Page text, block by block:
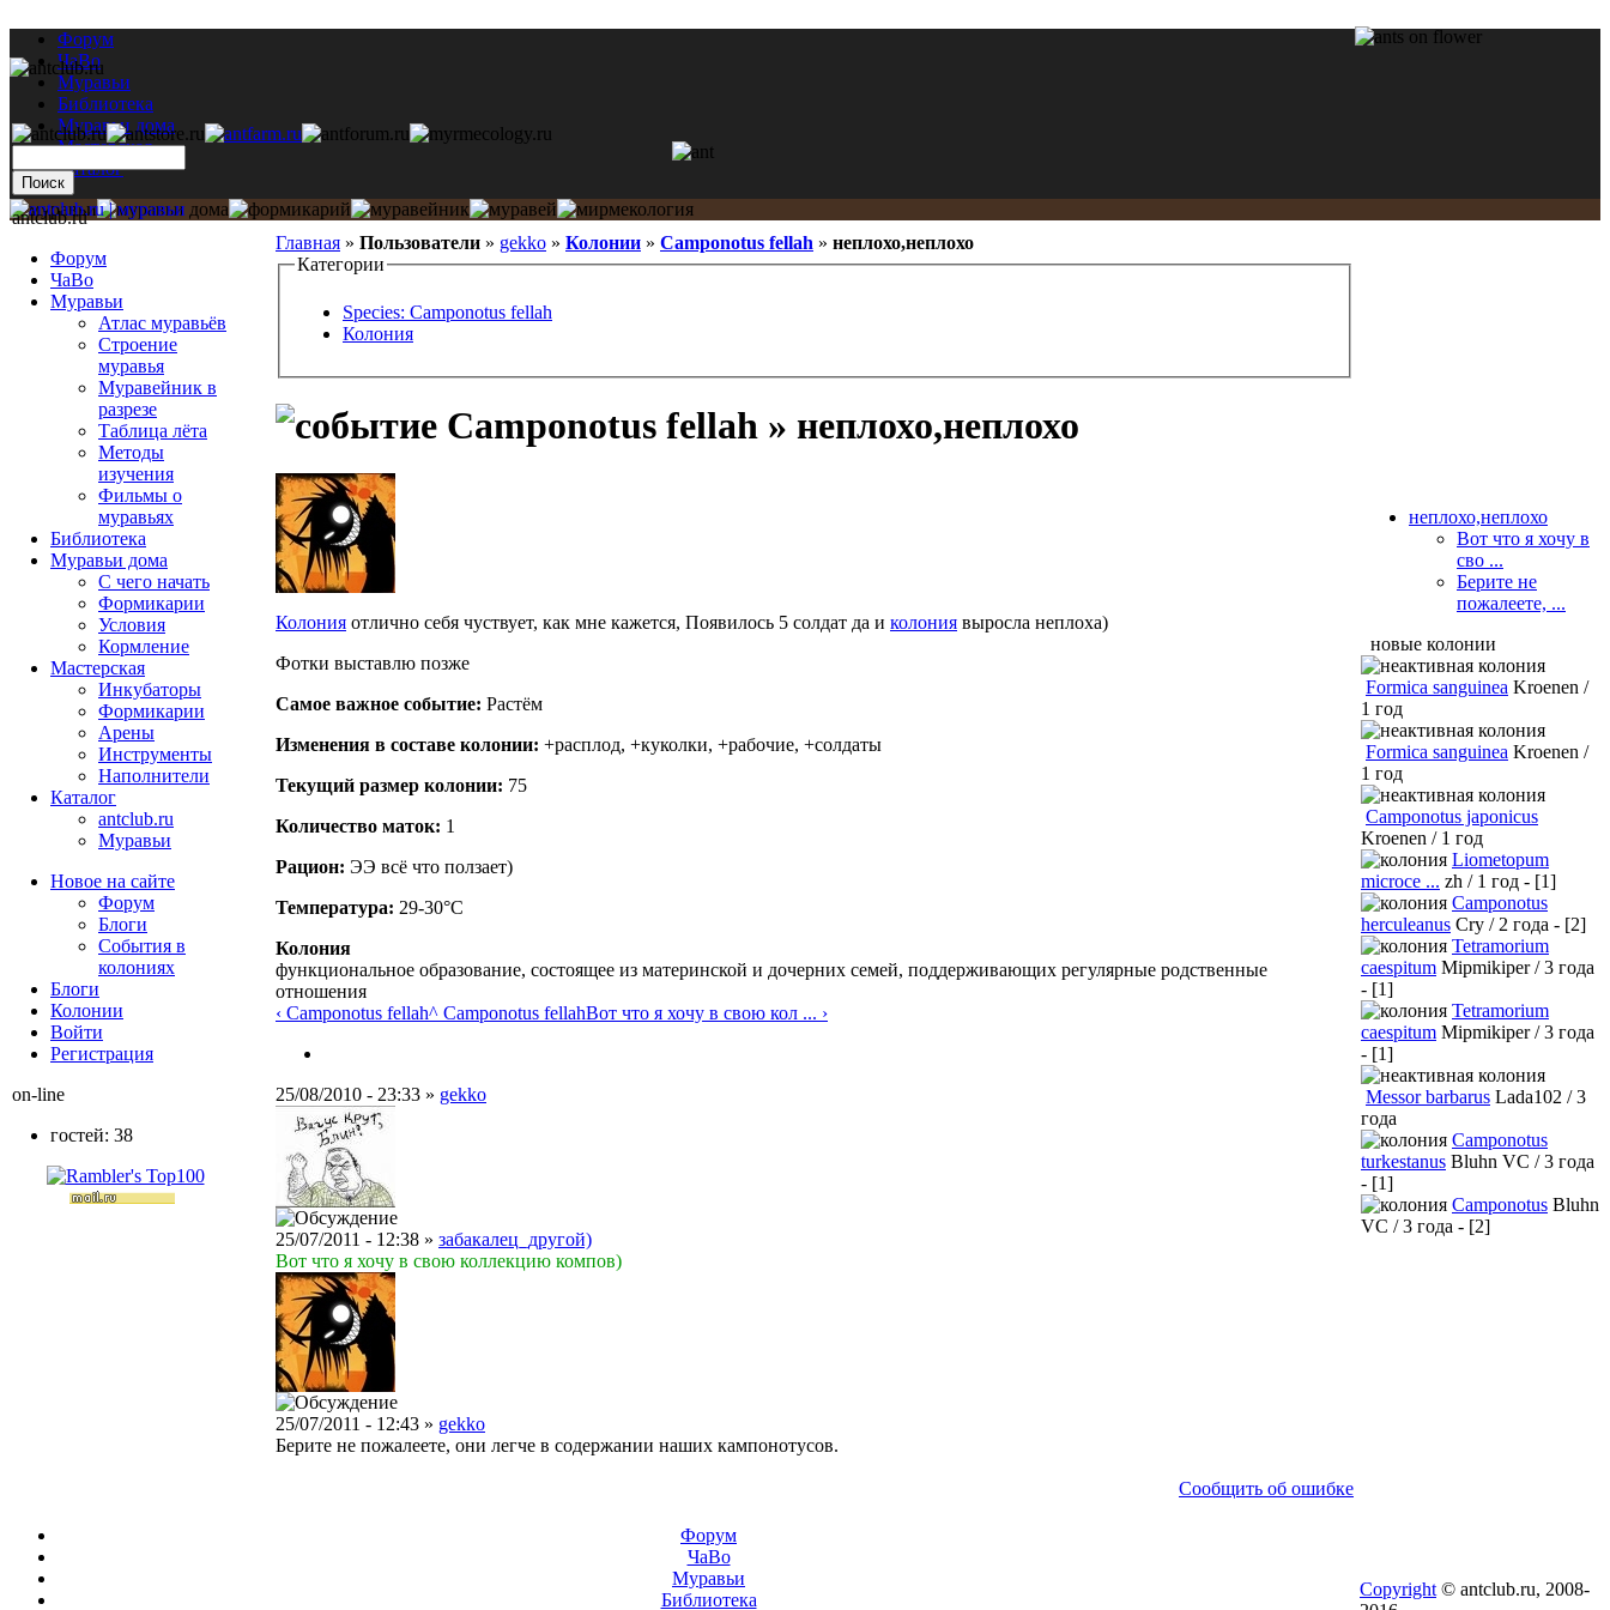
Форум
ЧаВо
Муравьи
Библиотека
Муравьи дома
Мастерская
Каталог
Главная » Пользователи » gekko » Колонии » Camponotus fellah » неплохо,неплохо
Категории
Species: Camponotus fellah
Колония
Camponotus fellah » неплохо,неплохо
Колония отлично себя чуствует, как мне кажется, Появилось 5 солдат да и колония выросла неплоха)
Фотки выставлю позже
Самое важное событие: Растём
Изменения в составе кoлонии: +расплод, +куколки, +рабочие, +солдаты
Текущий размер кoлонии: 75
Количество маток: 1
Рацион: ЭЭ всё что ползает)
Температура: 29-30°C
Колония
функциональное образование, состоящее из материнской и дочерних семей, поддерживающих регулярные родственные
отношения
‹ Camponotus fellah^ Camponotus fellahВот что я хочу в свою кол ... ›
25/08/2010 - 23:33 » gekko
25/07/2011 - 12:38 » забакалец_другой)
Вот что я хочу в свою коллекцию компов)
25/07/2011 - 12:43 » gekko
Берите не пожалеете, они легче в содержании наших кампонотусов.
Сообщить об ошибке
antclub.ru
Форум
ЧаВо
Муравьи
Атлас муравьёв
Строение
муравья
Муравейник в
разрезе
Таблица лёта
Методы
изучения
Фильмы о
муравьях
Библиотека
Муравьи дома
С чего начать
Формикарии
Условия
Кормление
Мастерская
Инкубаторы
Формикарии
Арены
Инструменты
Наполнители
Каталог
antclub.ru
Муравьи
Новое на сайте
Форум
Блоги
События в
колониях
Блоги
Колонии
Войти
Peгиcтpaция
on-line
гостей: 38
неплохо,неплохо
Вот что я хочу в
сво ...
Берите не
пожалеете, ...
новые колонии
Formica sanguinea Kroenen /
1 год
Formica sanguinea Kroenen /
1 год
Camponotus japonicus
Kroenen / 1 год
Liometopum
microce ... zh / 1 год - [1]
Camponotus
herculeanus Cry / 2 года - [2]
Tetramorium
caespitum Mipmikiper / 3 года
- [1]
Tetramorium
caespitum Mipmikiper / 3 года
- [1]
Messor barbarus Lada102 / 3
года
Camponotus
turkestanus Bluhn VC / 3 года
- [1]
Camponotus Bluhn
VC / 3 года - [2]
Форум
ЧаВо
Муравьи
Библиотека
Copyright © antclub.ru, 2008-